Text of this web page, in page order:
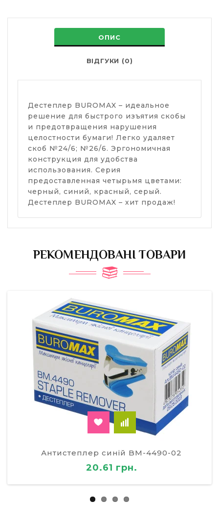
ОПИС
ВІДГУКИ (0)
Дестеплер BUROMAX – идеальное
решение для быстрого изъятия скобы
и предотвращения нарушения
целостности бумаги! Легко удаляет
скоб №24/6; №26/6. Эргономичная
конструкция для удобства
использования. Серия
предоставленная четырьмя цветами:
черный, синий, красный, серый.
Дестеплер BUROMAX – хит продаж!
РЕКОМЕНДОВАНІ ТОВАРИ
Антистеплер синій BM-4490-02
20.61 грн.